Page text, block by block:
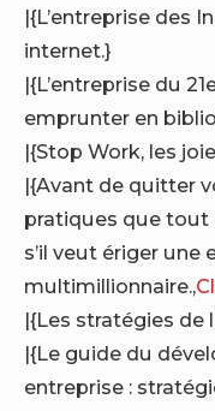
|{L’entreprise des
internet.}
|{L’entreprise du
emprunter en
|{Stop Work, les
|{Avant de quitter
pratiques que tout
s’il veut ériger une
multimillionnaire.,
|{Les stratégies de
|{Le guide du
entreprise :